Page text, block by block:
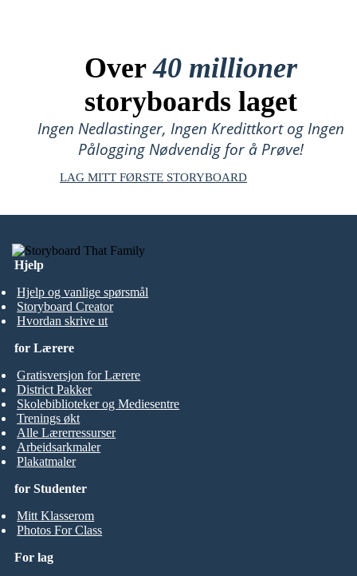
Over40 millioner
storyboards laget
Ingen Nedlastinger, Ingen Kredittkort og Ingen
Pålogging Nødvendig for å Prøve!
LAG MITT FØRSTE STORYBOARD
Hjelp
Hjelp og vanlige spørsmål
Storyboard Creator
Hvordan skrive ut
for Studenter
Mitt Klasserom
Photos For Class
for Lærere
Gratisversjon for Lærere
District Pakker
Skolebiblioteker og Mediesentre
Trenings økt
Alle Lærerressurser
Arbeidsarkmaler
Plakatmaler
For lag